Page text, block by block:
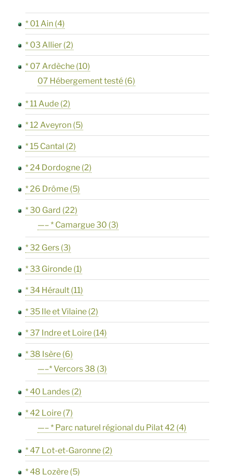
* 01 Ain (4)
* 03 Allier (2)
* 07 Ardèche (10)
07 Hébergement testé (6)
* 11 Aude (2)
* 12 Aveyron (5)
* 15 Cantal (2)
* 24 Dordogne (2)
* 26 Drôme (5)
* 30 Gard (22)
—– * Camargue 30 (3)
* 32 Gers (3)
* 33 Gironde (1)
* 34 Hérault (11)
* 35 Ile et Vilaine (2)
* 37 Indre et Loire (14)
* 38 Isère (6)
—–* Vercors 38 (3)
* 40 Landes (2)
* 42 Loire (7)
—– * Parc naturel régional du Pilat 42 (4)
* 47 Lot-et-Garonne (2)
* 48 Lozère (5)